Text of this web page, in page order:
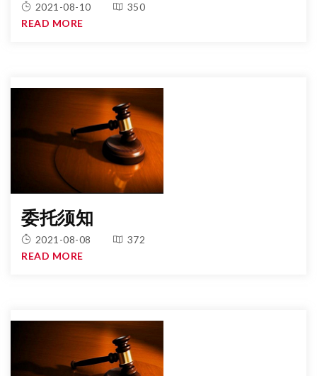
2021-08-10
350
READ MORE
委托须知
2021-08-08
372
READ MORE